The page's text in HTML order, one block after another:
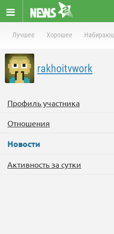
Лучшее Хорошее
rakhoitvwork
Профиль участника
Отношения
Новости
Активность за сутки